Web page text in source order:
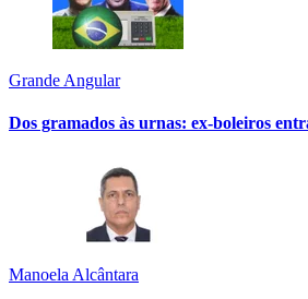
Grande Angular
Dos gramados às urnas: ex-boleiros
Manoela Alcântara